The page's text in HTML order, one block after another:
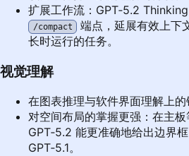
扩展工作流：GPT‑5.2
/compact
端点，延展有效上下
长时运行的任务。
视觉理解
在图表推理与软件界面理解上的
对空间布局的掌握更强：在主板
GPT‑5.2 能更准确地给出边界
GPT‑5.1。